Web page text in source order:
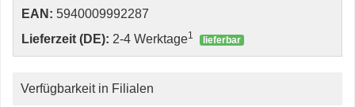
EAN: 5940009992287
Lieferzeit (DE): 2-4 Werktage1 lieferbar
Verfügbarkeit in Filialen